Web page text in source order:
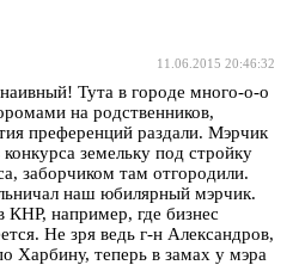
11.06.2015 20:46:32
Тута в городе много-о-о
на родственников,
преференций раздали. Мэрчик
земельку под стройку
заборчиком там отгородили.
наш юбилярный мэрчик.
например, где бизнес
Не зря ведь г-н Александров,
Харбину, теперь в замах у мэра